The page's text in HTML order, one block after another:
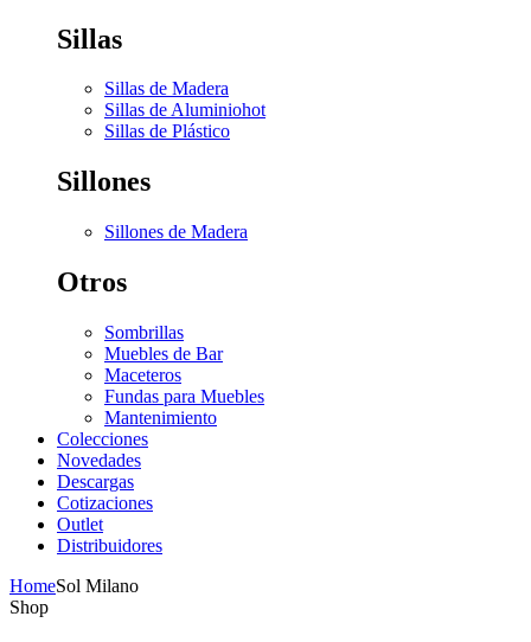
Sillas
Sillas de Madera
Sillas de Aluminiohot
Sillas de Plástico
Sillones
Sillones de Madera
Otros
Sombrillas
Muebles de Bar
Maceteros
Fundas para Muebles
Mantenimiento
Colecciones
Novedades
Descargas
Cotizaciones
Outlet
Distribuidores
HomeSol Milano
Shop